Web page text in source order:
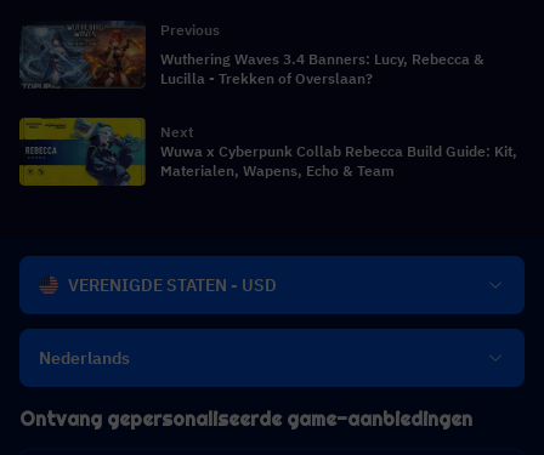
Previous
Wuthering Waves 3.4 Banners: Lucy, Rebecca &
Lucilla - Trekken of Overslaan?
Next
Wuwa x Cyberpunk Collab Rebecca Build Guide: Kit,
Materialen, Wapens, Echo & Team
VERENIGDE STATEN - USD
Nederlands
Ontvang gepersonaliseerde game-aanbiedingen